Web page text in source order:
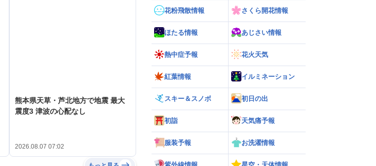
熊本県天草・芦北地方で地震 最大
震度3 津波の心配なし
2026.08.07 07:02
花粉飛散情報 さくら開花情報
ほたる情報 あじさい情報
熱中症予報 花火天気
紅葉情報 イルミネーション
スキー＆スノボ 初日の出
初詣 天気痛予報
服装予報 お洗濯情報